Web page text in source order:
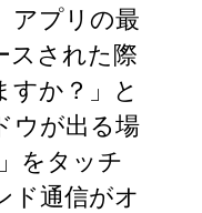
アプリの最
スされた際
すか？」と
ウが出る場
をタッチ
ド通信がオ